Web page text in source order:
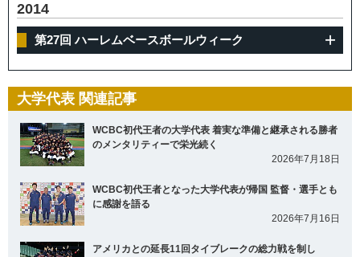
2014
第27回 ハーレムベースボールウィーク
大学代表 関連記事
WCBC初代王者の大学代表 着実な準備と継承される勝者
のメンタリティーで栄光続く
2026年7月18日
WCBC初代王者となった大学代表が帰国 監督・選手とも
に感謝を語る
2026年7月16日
アメリカとの延長11回タイブレークの総力戦を制し